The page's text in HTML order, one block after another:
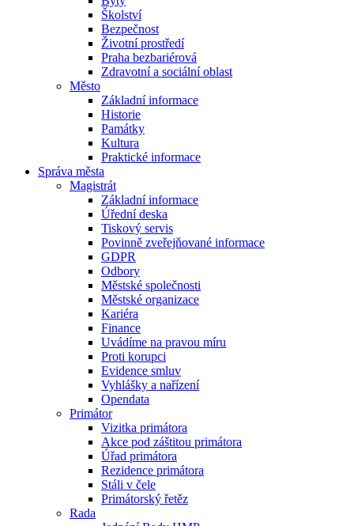
Školství
Bezpečnost
Životní prostředí
Praha bezbariérová
Zdravotní a sociální oblast
Město
Základní informace
Historie
Památky
Kultura
Praktické informace
Správa města
Magistrát
Základní informace
Úřední deska
Tiskový servis
Povinně zveřejňované informace
GDPR
Odbory
Městské společnosti
Městské organizace
Kariéra
Finance
Uvádíme na pravou míru
Proti korupci
Evidence smluv
Vyhlášky a nařízení
Opendata
Primátor
Vizitka primátora
Akce pod záštitou primátora
Úřad primátora
Rezidence primátora
Stáli v čele
Primátorský řetěz
Rada